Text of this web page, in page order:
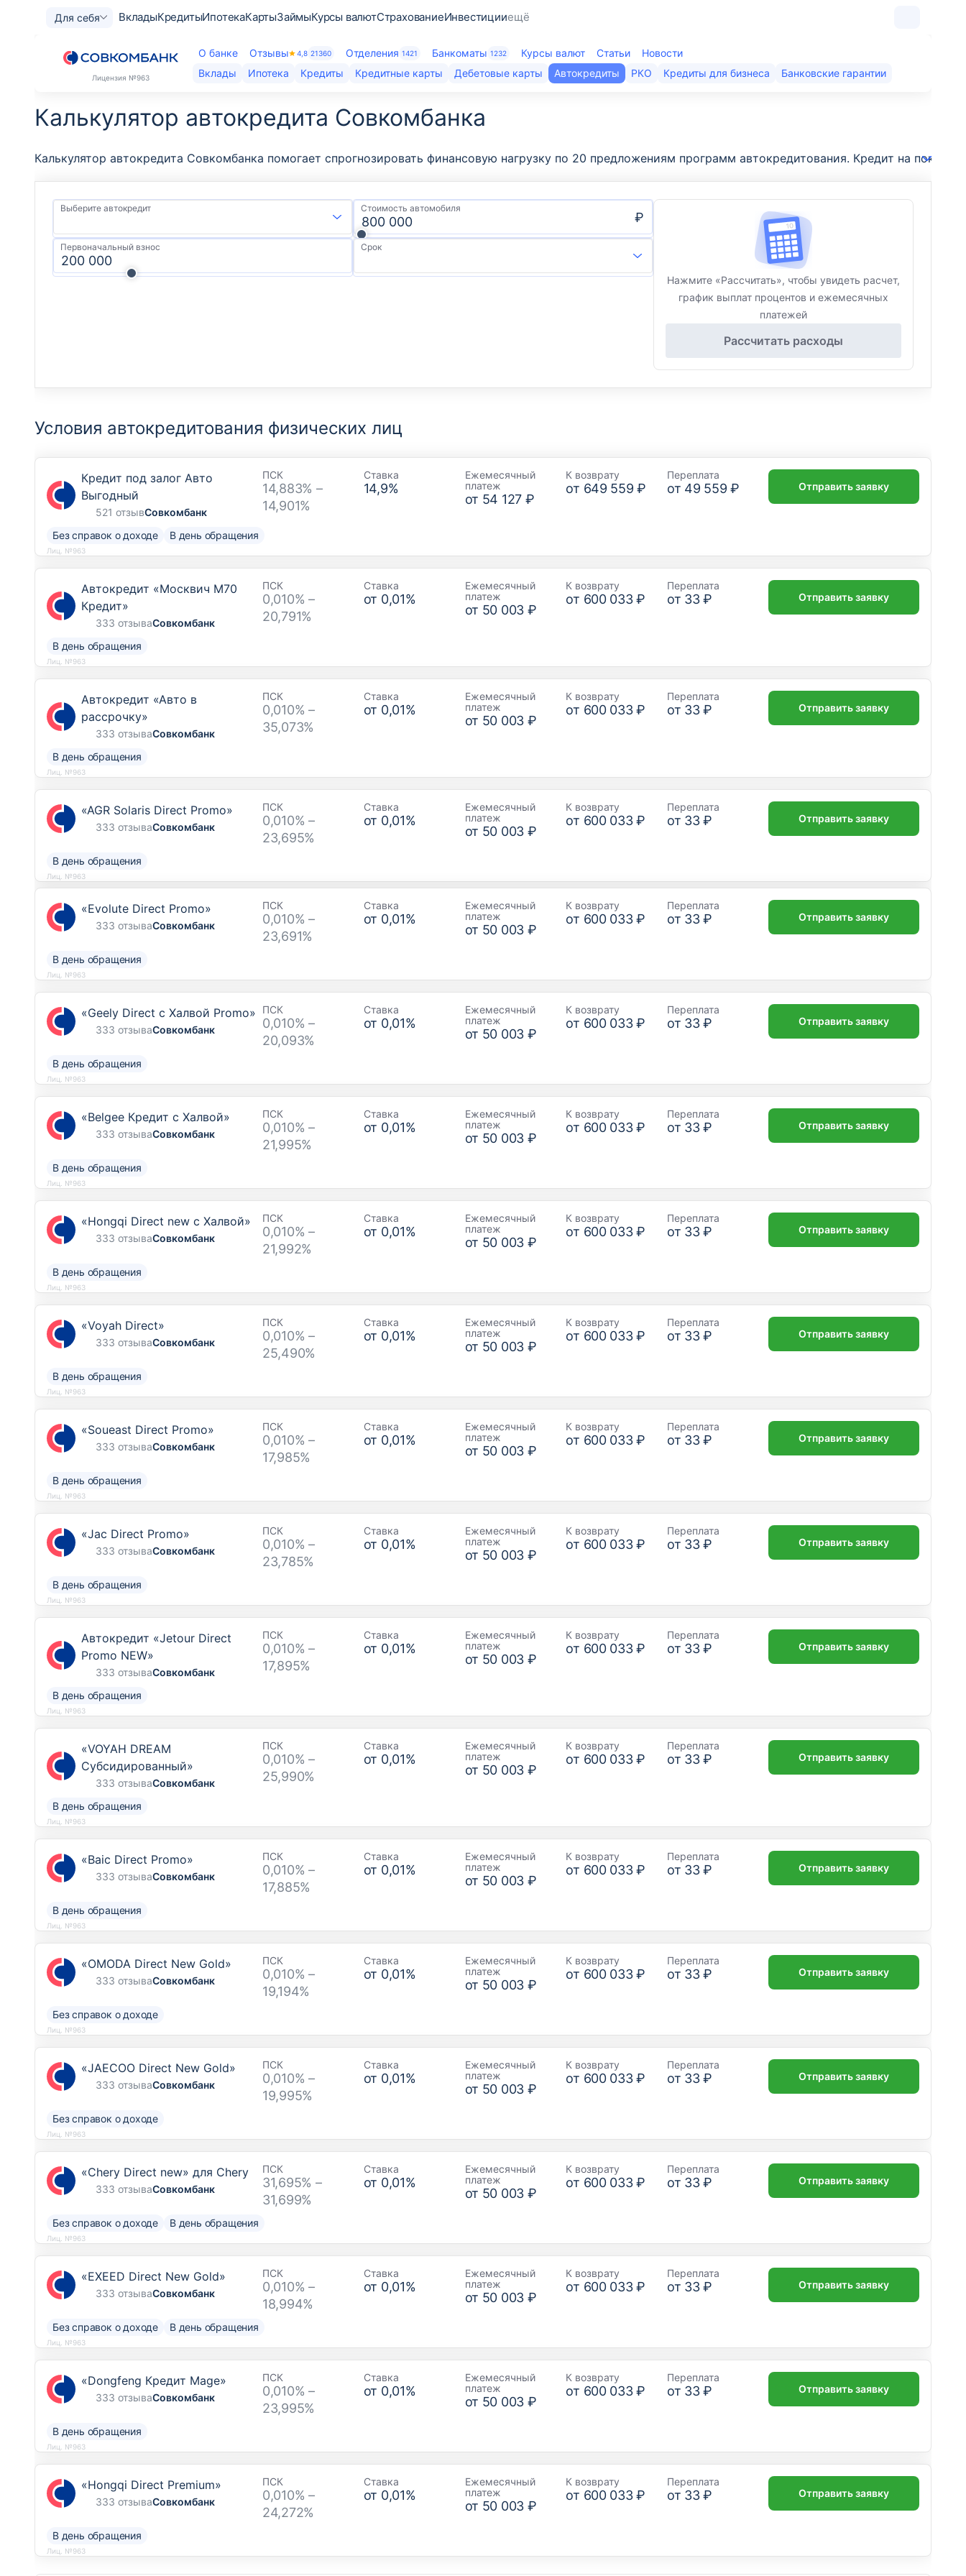
Для себя ВкладыКредитыИпотекаКартыЗаймыКурсы валютСтрахованиеИнвестицииещё
Лицензия №963
О банке Отзывы 4,8 21360 Отделения 1421 Банкоматы 1232 Курсы валют Статьи
Новости
Вклады
Ипотека Кредиты Кредитные карты Дебетовые карты Автокредиты РКО Кредиты для бизнеса Банковские гарантии
Калькулятор автокредита Совкомбанка
Калькулятор автокредита Совкомбанка помогает спрогнозировать финансовую нагрузку по 20 предложениям программ автокредитования. Кредит на
Выберите автокредит Стоимость автомобиля
₽
Первоначальный взнос Срок
Нажмите «Рассчитать», чтобы увидеть расчет,
график выплат процентов и ежемесячных
платежей
Рассчитать расходы
Условия автокредитования физических лиц
Кредит под залог Авто
Выгодный
521 отзывСовкомбанк
ПСК
14,883% –
14,901%
Ставка
14,9%
Ежемесячный
платеж
от 54 127 ₽
К возврату
от 649 559 ₽
Переплата
от 49 559 ₽
Без справок о доходе В день обращения
Отправить заявку
Лиц. №963
Автокредит «Москвич М70
Кредит»
333 отзываСовкомбанк
ПСК
0,010% –
20,791%
Ставка
от 0,01%
Ежемесячный
платеж
от 50 003 ₽
К возврату
от 600 033 ₽
Переплата
от 33 ₽
В день обращения
Отправить заявку
Лиц. №963
Автокредит «Авто в
рассрочку»
333 отзываСовкомбанк
ПСК
0,010% –
35,073%
Ставка
от 0,01%
Ежемесячный
платеж
от 50 003 ₽
К возврату
от 600 033 ₽
Переплата
от 33 ₽
В день обращения
Отправить заявку
Лиц. №963
«AGR Solaris Direct Promo»
333 отзываСовкомбанк
ПСК
0,010% –
23,695%
Ставка
от 0,01%
Ежемесячный
платеж
от 50 003 ₽
К возврату
от 600 033 ₽
Переплата
от 33 ₽
В день обращения
Отправить заявку
Лиц. №963
«Evolute Direct Promo»
333 отзываСовкомбанк
ПСК
0,010% –
23,691%
Ставка
от 0,01%
Ежемесячный
платеж
от 50 003 ₽
К возврату
от 600 033 ₽
Переплата
от 33 ₽
В день обращения
Отправить заявку
Лиц. №963
«Geely Direct с Халвой Promo»
333 отзываСовкомбанк
ПСК
0,010% –
20,093%
Ставка
от 0,01%
Ежемесячный
платеж
от 50 003 ₽
К возврату
от 600 033 ₽
Переплата
от 33 ₽
В день обращения
Отправить заявку
Лиц. №963
«Belgee Кредит с Халвой»
333 отзываСовкомбанк
ПСК
0,010% –
21,995%
Ставка
от 0,01%
Ежемесячный
платеж
от 50 003 ₽
К возврату
от 600 033 ₽
Переплата
от 33 ₽
В день обращения
Отправить заявку
Лиц. №963
«Hongqi Direct new с Халвой»
333 отзываСовкомбанк
ПСК
0,010% –
21,992%
Ставка
от 0,01%
Ежемесячный
платеж
от 50 003 ₽
К возврату
от 600 033 ₽
Переплата
от 33 ₽
В день обращения
Отправить заявку
Лиц. №963
«Voyah Direct»
333 отзываСовкомбанк
ПСК
0,010% –
25,490%
Ставка
от 0,01%
Ежемесячный
платеж
от 50 003 ₽
К возврату
от 600 033 ₽
Переплата
от 33 ₽
В день обращения
Отправить заявку
Лиц. №963
«Soueast Direct Promo»
333 отзываСовкомбанк
ПСК
0,010% –
17,985%
Ставка
от 0,01%
Ежемесячный
платеж
от 50 003 ₽
К возврату
от 600 033 ₽
Переплата
от 33 ₽
В день обращения
Отправить заявку
Лиц. №963
«Jac Direct Promo»
333 отзываСовкомбанк
ПСК
0,010% –
23,785%
Ставка
от 0,01%
Ежемесячный
платеж
от 50 003 ₽
К возврату
от 600 033 ₽
Переплата
от 33 ₽
В день обращения
Отправить заявку
Лиц. №963
Автокредит «Jetour Direct
Promo NEW»
333 отзываСовкомбанк
ПСК
0,010% –
17,895%
Ставка
от 0,01%
Ежемесячный
платеж
от 50 003 ₽
К возврату
от 600 033 ₽
Переплата
от 33 ₽
В день обращения
Отправить заявку
Лиц. №963
«VOYAH DREAM
Субсидированный»
333 отзываСовкомбанк
ПСК
0,010% –
25,990%
Ставка
от 0,01%
Ежемесячный
платеж
от 50 003 ₽
К возврату
от 600 033 ₽
Переплата
от 33 ₽
В день обращения
Отправить заявку
Лиц. №963
«Baic Direct Promo»
333 отзываСовкомбанк
ПСК
0,010% –
17,885%
Ставка
от 0,01%
Ежемесячный
платеж
от 50 003 ₽
К возврату
от 600 033 ₽
Переплата
от 33 ₽
В день обращения
Отправить заявку
Лиц. №963
«OMODA Direct New Gold»
333 отзываСовкомбанк
ПСК
0,010% –
19,194%
Ставка
от 0,01%
Ежемесячный
платеж
от 50 003 ₽
К возврату
от 600 033 ₽
Переплата
от 33 ₽
Без справок о доходе
Отправить заявку
Лиц. №963
«JAECOO Direct New Gold»
333 отзываСовкомбанк
ПСК
0,010% –
19,995%
Ставка
от 0,01%
Ежемесячный
платеж
от 50 003 ₽
К возврату
от 600 033 ₽
Переплата
от 33 ₽
Без справок о доходе
Отправить заявку
Лиц. №963
«Chery Direct new» для Chery
333 отзываСовкомбанк
ПСК
31,695% –
31,699%
Ставка
от 0,01%
Ежемесячный
платеж
от 50 003 ₽
К возврату
от 600 033 ₽
Переплата
от 33 ₽
Без справок о доходе В день обращения
Отправить заявку
Лиц. №963
«EXEED Direct New Gold»
333 отзываСовкомбанк
ПСК
0,010% –
18,994%
Ставка
от 0,01%
Ежемесячный
платеж
от 50 003 ₽
К возврату
от 600 033 ₽
Переплата
от 33 ₽
Без справок о доходе В день обращения
Отправить заявку
Лиц. №963
«Dongfeng Кредит Mage»
333 отзываСовкомбанк
ПСК
0,010% –
23,995%
Ставка
от 0,01%
Ежемесячный
платеж
от 50 003 ₽
К возврату
от 600 033 ₽
Переплата
от 33 ₽
В день обращения
Отправить заявку
Лиц. №963
«Hongqi Direct Premium»
333 отзываСовкомбанк
ПСК
0,010% –
24,272%
Ставка
от 0,01%
Ежемесячный
платеж
от 50 003 ₽
К возврату
от 600 033 ₽
Переплата
от 33 ₽
В день обращения
Отправить заявку
Лиц. №963